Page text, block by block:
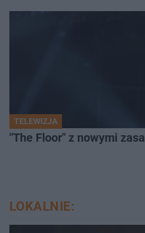
TELEWIZJA
"The Floor" z nowymi
LOKALNIE: